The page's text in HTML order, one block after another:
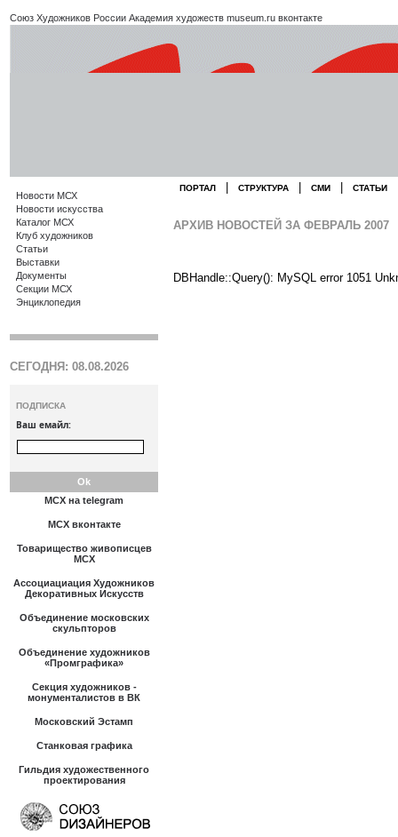
Союз Художников России Академия художеств museum.ru вконтакте
Новости МСХ
Новости искусства
Каталог МСХ
Клуб художников
Статьи
Выставки
Документы
Секции МСХ
Энциклопедия
СЕГОДНЯ: 08.08.2026
ПОДПИСКА
Ваш емайл:
МСХ на telegram
МСХ вконтакте
Товарищество живописцев
МСХ
Ассоциациация Художников
Декоративных Искусств
Объединение московских
скульпторов
Объединение художников
«Промграфика»
Секция художников -
монументалистов в ВК
Московский Эстамп
Станковая графика
Гильдия художественного
проектирования
ПОРТАЛ СТРУКТУРА СМИ СТАТЬИ
АРХИВ НОВОСТЕЙ ЗА ФЕВРАЛЬ 2007
DBHandle::Query(): MySQL error 1051